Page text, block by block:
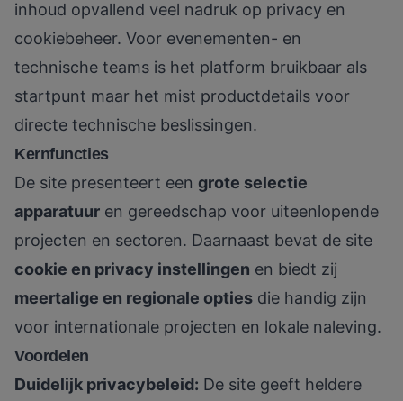
inhoud opvallend veel nadruk op privacy en
cookiebeheer. Voor evenementen- en
technische teams is het platform bruikbaar als
startpunt maar het mist productdetails voor
directe technische beslissingen.
Kernfuncties
De site presenteert een grote selectie
apparatuur en gereedschap voor uiteenlopende
projecten en sectoren. Daarnaast bevat de site
cookie en privacy instellingen en biedt zij
meertalige en regionale opties die handig zijn
voor internationale projecten en lokale naleving.
Voordelen
Duidelijk privacybeleid: De site geeft heldere